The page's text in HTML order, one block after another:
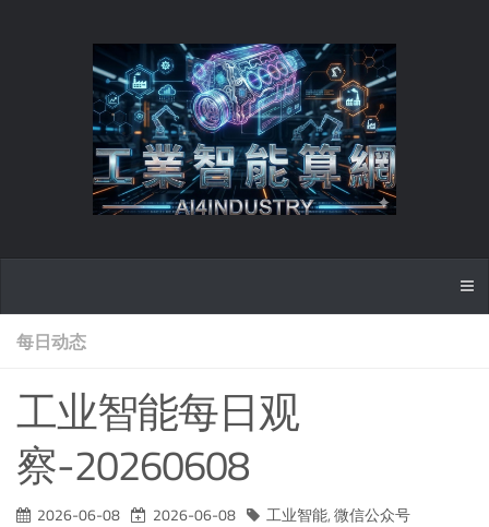
每日动态
工业智能每日观
察-20260608
2026-06-08 2026-06-08 工业智能,微信公众号